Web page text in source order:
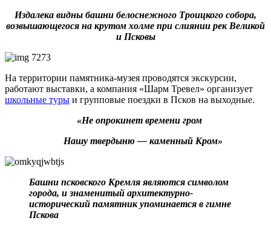
Издалека видны башни белоснежного Троицкого собора,
возвышающегося на крутом холме при слиянии рек Великой
и Псковы
На территории памятника-музея проводятся экскурсии,
работают выставки, а компания «Шарм Тревел» организует
школьные туры и групповые поездки в Псков на выходные.
«Не опрокинет времени гром
Нашу твердыню — каменный Кром»
Башни псковского Кремля являются символом
города, и знаменитый архитектурно-
исторический памятник упоминается в гимне
Пскова